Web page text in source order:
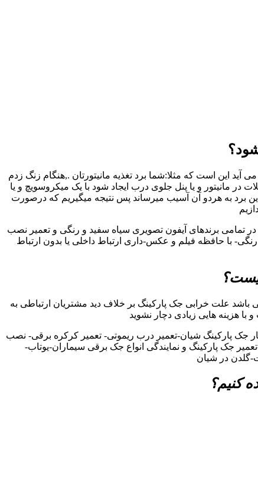
این است که مثلا:شما برد تغذیه مانیتورتان .,هنگام زنگ زدم
و یا پنل جلوی درب ایجاد شود با یک میکروسویچ و یا
برد به هردو آن آسیب میرساند پس نتیجه میگیریم که درصورت
تمامی برندهای آیفون تصویری سیاه سفید و رنگی و تعمیر نصب
با حافظه فیلم و عکس-داری ارتباط داخلی یا بدون ارتباط
علت خرابی جک پارکینگ بر خلاف دید مشتریان ارتباطی به
با هزینه هایی زیادی دچار نشوید
جک پارکینگ شیان-تعمیر درب ریموتی- تعمیر کرکره برقی- نصب
جک پارکینگ و نمایندگی انواع جک برقی سیماران-یوتاب-
گلدن در شیان
کنیم؟